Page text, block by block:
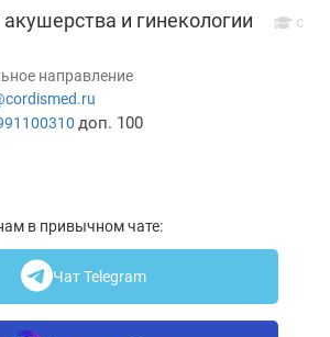
и гинекологии
с
направление
доп. 100
в привычном чате:
Чат Telegram